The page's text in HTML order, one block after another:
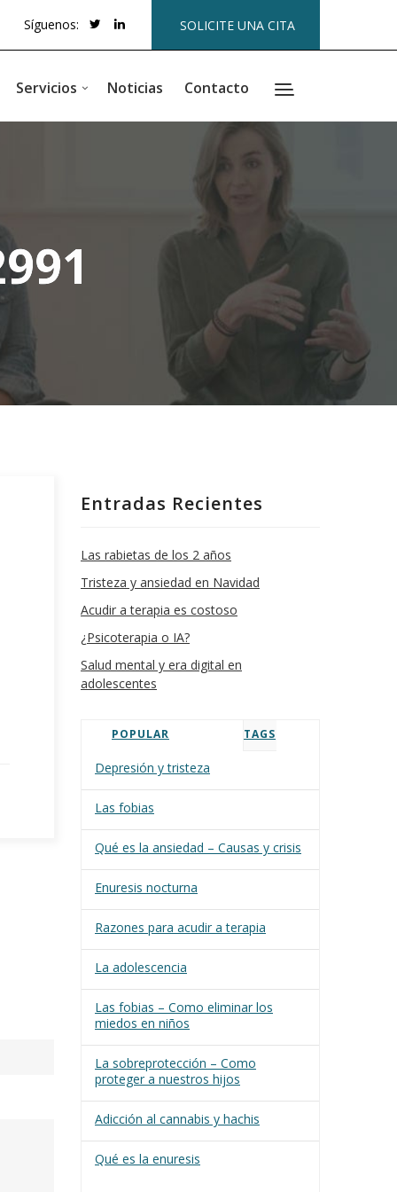
SOLICITE UNA CITA
Síguenos:
Servicios Noticias Contacto
Entradas Recientes
Las rabietas de los 2 años
Tristeza y ansiedad en Navidad
Acudir a terapia es costoso
¿Psicoterapia o IA?
Salud mental y era digital en
adolescentes
POPULAR TAGS
Depresión y tristeza
Las fobias
Qué es la ansiedad – Causas y crisis
Enuresis nocturna
Razones para acudir a terapia
La adolescencia
Las fobias – Como eliminar los
miedos en niños
La sobreprotección – Como
proteger a nuestros hijos
Adicción al cannabis y hachis
Qué es la enuresis